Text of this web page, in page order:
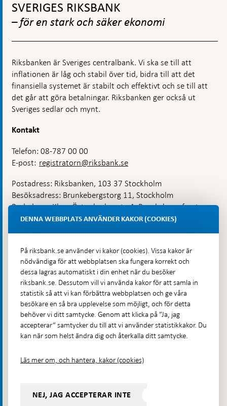
toppnavigation
SVERIGES RIKSBANK
– för en stark och säker ekonomi
Riksbanken är Sveriges centralbank. Vi ska se till att
inflationen är låg och stabil över tid, bidra till att det
finansiella systemet är stabilt och effektivt och se till att
det går att göra betalningar. Riksbanken ger också ut
Sveriges sedlar och mynt.
Kontakt
Telefon: 08-787 00 00
E-post: registratorn@riksbank.se
Postadress: Riksbanken, 103 37 Stockholm
Besöksadress: Brunkebergstorg 11, Stockholm
Budadress: Klara Östra kyrkogata 4, Brunkebergsfaret,
Lastplats 6
Hitta direkt
Frågor och svar-
Öppnas
i
ny
flik
Till Riksbankens webbarkiv-
Öppnas
i
ny
Presskontakt
Integritetspolicy
DENNA WEBBPLATS ANVÄNDER KAKOR (COOKIES)
På riksbank.se använder vi kakor (cookies). Vissa kakor är
nödvändiga för att webbplatsen ska fungera korrekt och
dessa lagras automatiskt i din enhet när du besöker
riksbank.se. Dessutom vill vi använda kakor för att samla in
statistik så att vi kan förbättra webbplatsen och ge våra
besökare en så bra upplevelse som möjligt, och för detta
behöver vi ditt samtycke. Genom att klicka på ”Ja, jag
accepterar” samtycker du till att vi använder statistikkakor. Du
kan när som helst ändra dig och återkalla ditt samtycke.
Läs mer om, och hantera, kakor (cookies)
NEJ, JAG ACCEPTERAR INTE